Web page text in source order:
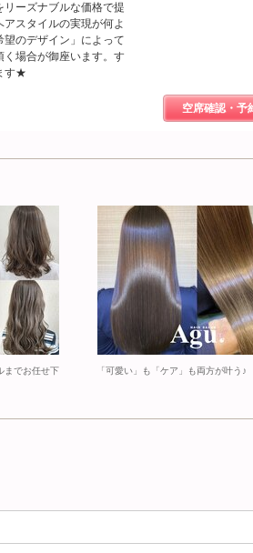
ーズナブルな価格で提
スタイルの実現が何よ
のデザイン」によって
場合が御座います。す
す★
空席確認・予
までお任せ下
「可愛い」も「ケア」も両方が叶う♪